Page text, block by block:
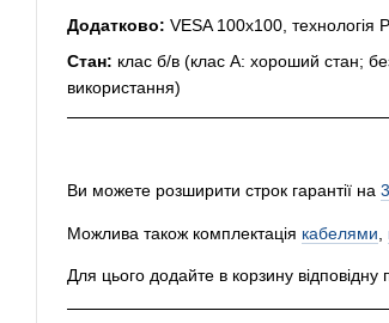
Додатково: VESA 100x100, технологія
Стан: клас б/в (клас А: хороший стан;
використання)
Ви можете розширити строк гарантії на
Можлива також комплектація кабелями
Для цього додайте в корзину відповідну